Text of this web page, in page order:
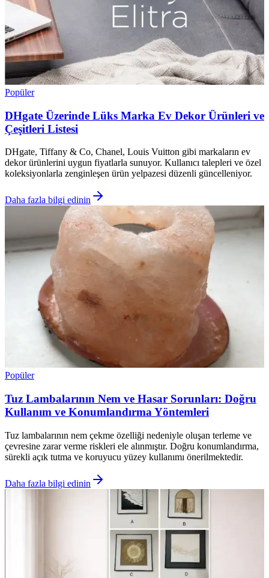
Popüler
DHgate Üzerinde Lüks Marka Ev Dekor Ürünleri ve
Çeşitleri Listesi
DHgate, Tiffany & Co, Chanel, Louis Vuitton gibi markaların ev
dekor ürünlerini uygun fiyatlarla sunuyor. Kullanıcı talepleri ve özel
koleksiyonlarla zenginleşen ürün yelpazesi düzenli güncelleniyor.
Daha fazla bilgi edinin
Popüler
Tuz Lambalarının Nem ve Hasar Sorunları: Doğru
Kullanım ve Konumlandırma Yöntemleri
Tuz lambalarının nem çekme özelliği nedeniyle oluşan terleme ve
çevresine zarar verme riskleri ele alınmıştır. Doğru konumlandırma,
sürekli açık tutma ve koruyucu yüzey kullanımı önerilmektedir.
Daha fazla bilgi edinin